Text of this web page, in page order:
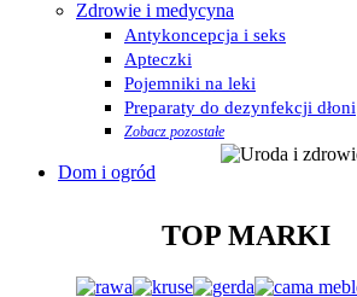
Zdrowie i medycyna
Antykoncepcja i seks
Apteczki
Pojemniki na leki
Preparaty do dezynfekcji dłoni
Zobacz pozostałe
Dom i ogród
TOP MARKI